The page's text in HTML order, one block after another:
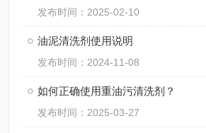
发布时间：2025-02-10
油泥清洗剂使用说明
发布时间：2024-11-08
如何正确使用重油污清洗剂？
发布时间：2025-03-27